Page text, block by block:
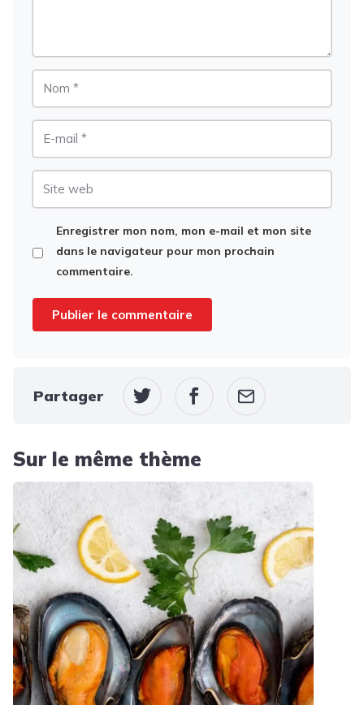
Enregistrer mon nom, mon e-mail et mon site
dans le navigateur pour mon prochain
commentaire.
Partager
Sur le même thème